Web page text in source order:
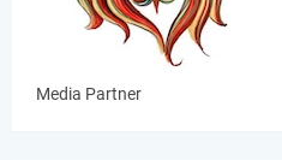
Media Partner